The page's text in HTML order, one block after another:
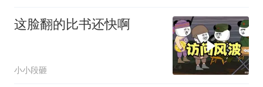
这脸翻的比书还快啊
小小段砸